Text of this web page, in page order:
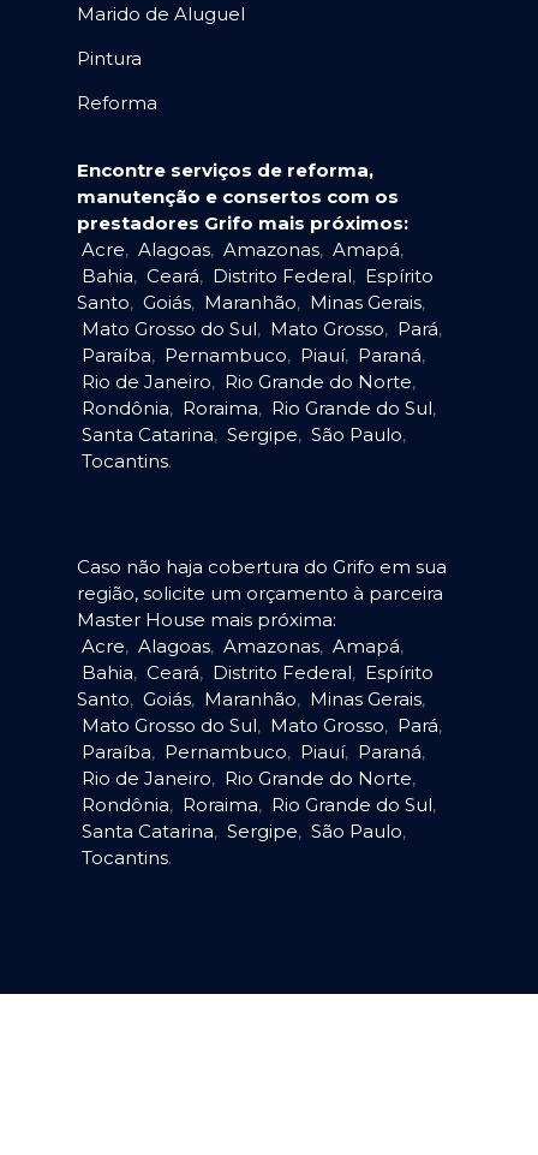
Marido de Aluguel
Pintura
Reforma
Encontre serviços de reforma,
manutenção e consertos com os
prestadores Grifo mais próximos:
Acre, Alagoas, Amazonas, Amapá,
Bahia, Ceará, Distrito Federal, Espírito
Santo, Goiás, Maranhão, Minas Gerais,
Mato Grosso do Sul, Mato Grosso, Pará,
Paraíba, Pernambuco, Piauí, Paraná,
Rio de Janeiro, Rio Grande do Norte,
Rondônia, Roraima, Rio Grande do Sul,
Santa Catarina, Sergipe, São Paulo,
Tocantins.
Caso não haja cobertura do Grifo em sua
região, solicite um orçamento à parceira
Master House mais próxima:
Acre, Alagoas, Amazonas, Amapá,
Bahia, Ceará, Distrito Federal, Espírito
Santo, Goiás, Maranhão, Minas Gerais,
Mato Grosso do Sul, Mato Grosso, Pará,
Paraíba, Pernambuco, Piauí, Paraná,
Rio de Janeiro, Rio Grande do Norte,
Rondônia, Roraima, Rio Grande do Sul,
Santa Catarina, Sergipe, São Paulo,
Tocantins.